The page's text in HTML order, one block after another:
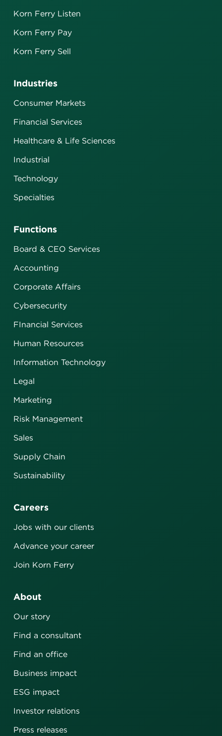
Industries
Consumer Markets
Financial Services
Healthcare & Life Sciences
Industrial
Technology
Specialties
Functions
Board & CEO Services
Accounting
Corporate Affairs
Cybersecurity
FInancial Services
Human Resources
Information Technology
Legal
Marketing
Risk Management
Sales
Supply Chain
Sustainability
Korn Ferry Listen
Korn Ferry Pay
Korn Ferry Sell
Careers
Jobs with our clients
Advance your career
Join Korn Ferry
About
Our story
Find a consultant
Find an office
Business impact
ESG impact
Investor relations
Press releases